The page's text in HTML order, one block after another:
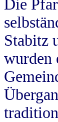
Die
Stabitz
wurden